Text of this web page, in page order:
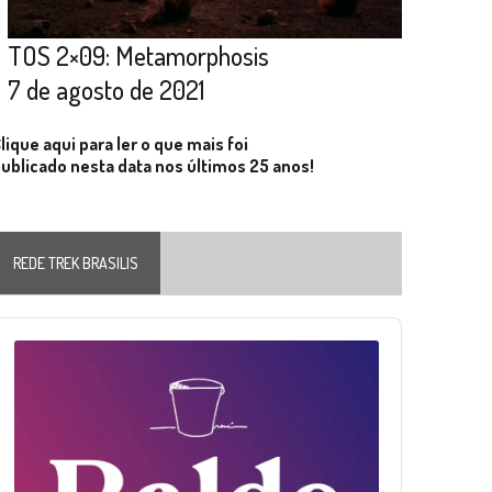
TOS 2×09: Metamorphosis
7 de agosto de 2021
aqui para ler o que mais foi
nesta data nos últimos 25 anos!
REDE TREK BRASILIS
Player